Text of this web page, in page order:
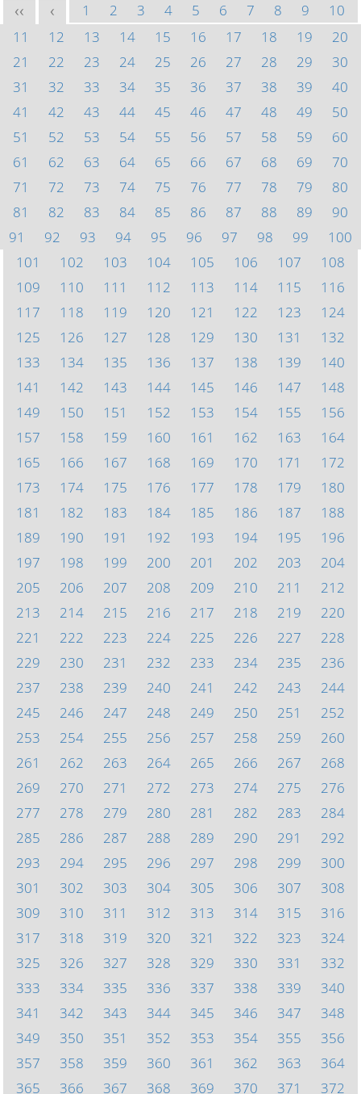
<< < 1 2 3 4 5 6 7 8 9
10
11
12 13 14 15 16 17 18 19
20
21
22 23 24 25 26 27 28 29
30
31
32 33 34 35 36 37 38 39
40
41
42 43 44 45 46 47 48 49
50
51
52 53 54 55 56 57 58 59
60
61
62 63 64 65 66 67 68 69
70
71
72 73 74 75 76 77 78 79
80
81
82 83 84 85 86 87 88 89
90
91
92 93 94 95 96 97 98 99
100
101
102 103 104 105 106 107
108
109
110 111 112 113 114 115
116
117
118 119 120 121 122 123
124
125
126 127 128 129 130 131
132
133
134 135 136 137 138 139
140
141
142 143 144 145 146 147
148
149
150 151 152 153 154 155
156
157
158 159 160 161 162 163
164
165
166 167 168 169 170 171
172
173
174 175 176 177 178 179
180
181
182 183 184 185 186 187
188
189
190 191 192 193 194 195
196
197
198 199 200 201 202 203
204
205
206 207 208 209 210 211
212
213
214 215 216 217 218 219
220
221
222 223 224 225 226 227
228
229
230 231 232 233 234 235
236
237
238 239 240 241 242 243
244
245
246 247 248 249 250 251
252
253
254 255 256 257 258 259
260
261
262 263 264 265 266 267
268
269
270 271 272 273 274 275
276
277
278 279 280 281 282 283
284
285
286 287 288 289 290 291
292
293
294 295 296 297 298 299
300
301
302 303 304 305 306 307
308
309
310 311 312 313 314 315
316
317
318 319 320 321 322 323
324
325
326 327 328 329 330 331
332
333
334 335 336 337 338 339
340
341
342 343 344 345 346 347
348
349
350 351 352 353 354 355
356
357
358 359 360 361 362 363
364
365
366 367 368 369 370 371 372